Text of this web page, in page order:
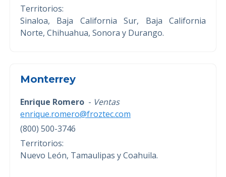
Territorios:
Sinaloa, Baja California Sur, Baja California
Norte, Chihuahua, Sonora y Durango.
Monterrey
Enrique Romero - Ventas
enrique.romero@froztec.com
(800) 500-3746
Territorios:
Nuevo León, Tamaulipas y Coahuila.